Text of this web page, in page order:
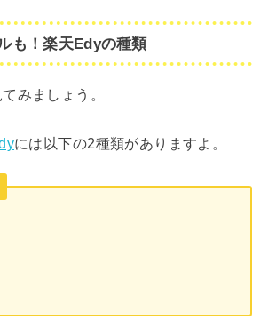
も！楽天Edyの種類
みましょう。
には以下の2種類がありますよ。